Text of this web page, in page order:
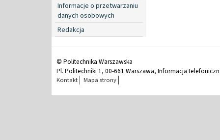
Informacje o przetwarzaniu
danych osobowych
Redakcja
© Politechnika Warszawska
Pl. Politechniki 1, 00-661 Warszawa, Informacja
Kontakt Mapa strony